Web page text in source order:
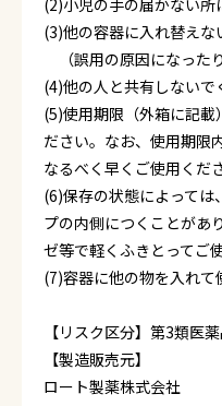
(2)小児の手の届かない所
(3)他の容器に入れ替えな
（誤用の原因になった
(4)他の人と共有しないで
(5)使用期限（外箱に記載
ださい。なお、使用期限
なるべく早くご使用くだ
(6)保存の状態によっては
プの内側につくことがあ
ゼ等で軽くふきとってご
(7)容器に他の物を入れて
【リスク区分】第3類医
【製造販売元】
ロート製薬株式会社